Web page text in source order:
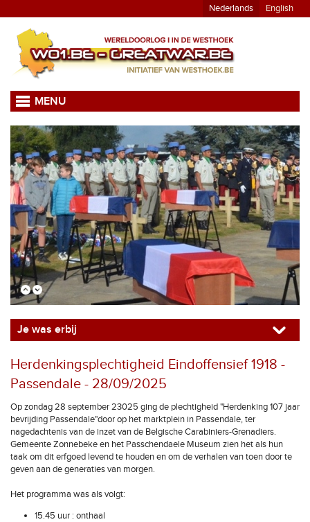
Nederlands English
MENU
Je was erbij
Herdenkingsplechtigheid Eindoffensief 1918 -
Passendale - 28/09/2025
Op zondag 28 september 23025 ging de plechtigheid "Herdenking 107 jaar
bevrijding Passendale"door op het marktplein in Passendale, ter
nagedachtenis van de inzet van de Belgische Carabiniers-Grenadiers.
Gemeente Zonnebeke en het Passchendaele Museum zien het als hun
taak om dit erfgoed levend te houden en om de verhalen van toen door te
geven aan de generaties van morgen.
Het programma was als volgt:
15.45 uur : onthaal